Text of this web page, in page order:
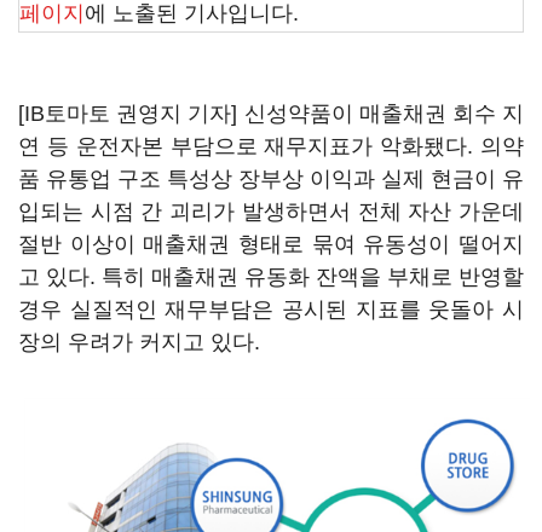
페이지 에 노출된 기사입니다.
[IB토마토 권영지 기자] 신성약품이 매출채권 회수 지
연 등 운전자본 부담으로 재무지표가 악화됐다. 의약
품 유통업 구조 특성상 장부상 이익과 실제 현금이 유
입되는 시점 간 괴리가 발생하면서 전체 자산 가운데
절반 이상이 매출채권 형태로 묶여 유동성이 떨어지
고 있다. 특히 매출채권 유동화 잔액을 부채로 반영할
경우 실질적인 재무부담은 공시된 지표를 웃돌아 시
장의 우려가 커지고 있다.